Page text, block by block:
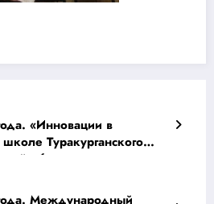
«Инновации в
Международный